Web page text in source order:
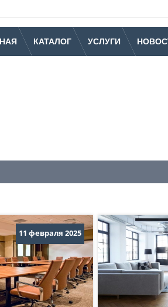
КАТАЛОГ УСЛУГИ
11 февраля 2025